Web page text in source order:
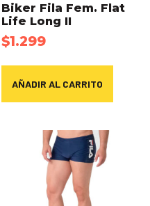
Biker Fila Fem. Flat
Life Long II
$1.299
AÑADIR AL CARRITO